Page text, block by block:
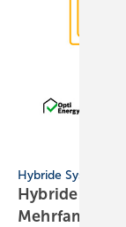
Hybride Systeme |
Hybride